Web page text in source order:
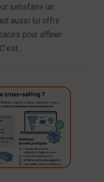
satisfaire un
aussi lui offrir
pour affiner